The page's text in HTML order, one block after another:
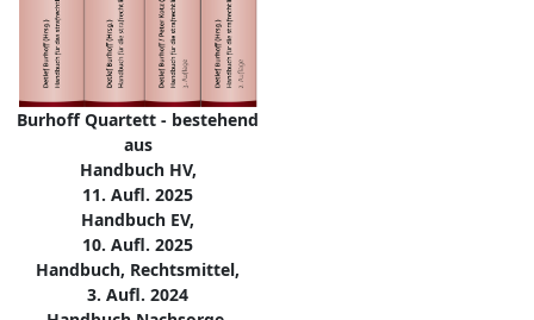
Burhoff Quartett - bestehend
aus
Handbuch HV,
11. Aufl. 2025
Handbuch EV,
10. Aufl. 2025
Handbuch, Rechtsmittel,
3. Aufl. 2024